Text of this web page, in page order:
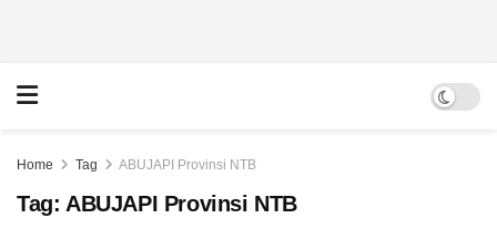
Home Tag ABUJAPI Provinsi NTB
Tag: ABUJAPI Provinsi NTB